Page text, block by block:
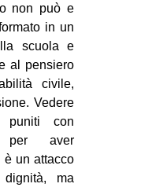
non può e
in un
scuola e
al pensiero
civile,
Vedere
puniti con
per aver
è un attacco
ma